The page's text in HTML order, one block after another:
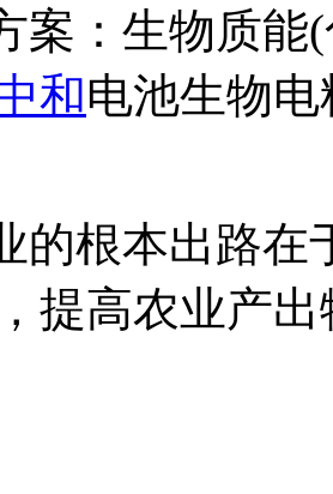
案：生物质能
和电池生物
的根本出路在
提高农业产